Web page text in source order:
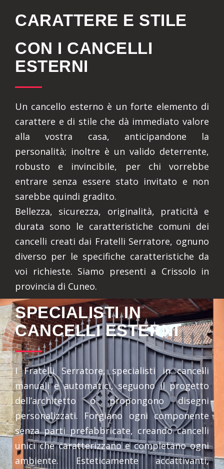
CARATTERE E STILE
CON I CANCELLI
ESTERNI
Un cancello esterno è un forte elemento di
carattere e di stile che dà immediato valore
alla vostra casa, anticipandone la
personalità; inoltre è un valido deterrente,
robusto e invincibile, per chi vorrebbe
entrare senza essere stato invitato e non
sarebbe quindi gradito.
Bellezza, sicurezza, originalità, praticità e
durata sono le caratteristiche comuni dei
cancelli creati dai Fratelli Serratore, ognuno
diverso per le specifiche caratteristiche da
voi richieste. Siamo presenti a Crissolo in
provincia di Cuneo.
SPECIALISTI IN
CANCELLI ESTERNI
I Fratelli Serratore, specialisti in cancelli
manuali e automatici, seguono il progetto
dell’architetto o propongono disegni
personalizzati. Forgiano ogni componente
senza parti prefabbricate, creando cancelli
unici che caratterizzano e completano ogni
ambiente. Esteticamente accattivanti,